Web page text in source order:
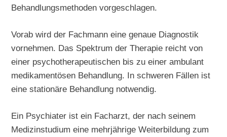
Behandlungsmethoden vorgeschlagen.
Vorab wird der Fachmann eine genaue Diagnostik
vornehmen. Das Spektrum der Therapie reicht von
einer psychotherapeutischen bis zu einer ambulant
medikamentösen Behandlung. In schweren Fällen ist
eine stationäre Behandlung notwendig.
Ein Psychiater ist ein Facharzt, der nach seinem
Medizinstudium eine mehrjährige Weiterbildung zum